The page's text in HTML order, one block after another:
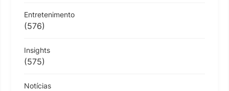
Entretenimento
(576)
Insights
(575)
Notícias